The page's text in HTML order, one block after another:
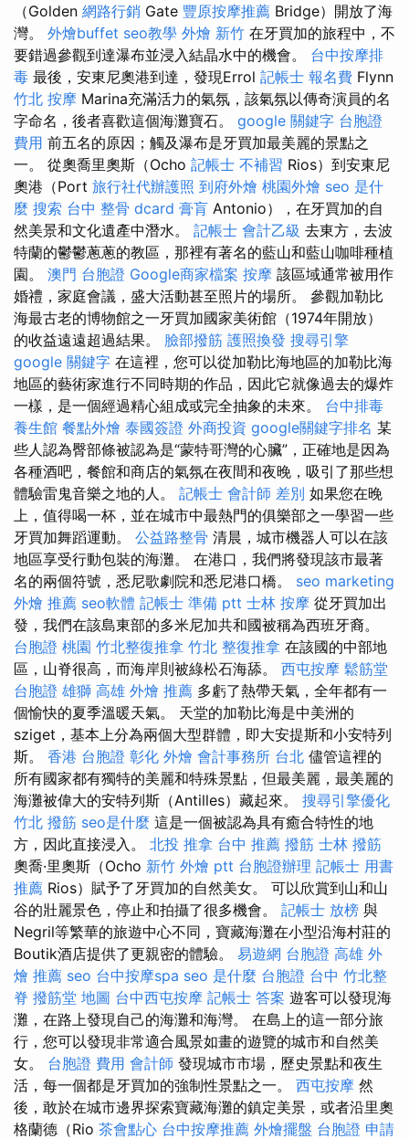
（Golden 網路行銷 Gate 豐原按摩推薦 Bridge）開放了海
灣。 外燴buffet seo教學 外燴 新竹 在牙買加的旅程中，不
要錯過參觀到達瀑布並浸入結晶水中的機會。 台中按摩排
毒 最後，安東尼奧港到達，發現Errol 記帳士 報名費 Flynn
竹北 按摩 Marina充滿活力的氣氛，該氣氛以傳奇演員的名
字命名，後者喜歡這個海灘寶石。 google 關鍵字 台胞證
費用 前五名的原因；觸及瀑布是牙買加最美麗的景點之
一。 從奧喬里奧斯（Ocho 記帳士 不補習 Rios）到安東尼
奧港（Port 旅行社代辦護照 到府外燴 桃園外燴 seo 是什
麼 搜索 台中 整骨 dcard 膏肓 Antonio），在牙買加的自
然美景和文化遺產中潛水。 記帳士 會計乙級 去東方，去波
特蘭的鬱鬱蔥蔥的教區，那裡有著名的藍山和藍山咖啡種植
園。 澳門 台胞證 Google商家檔案 按摩 該區域通常被用作
婚禮，家庭會議，盛大活動甚至照片的場所。 參觀加勒比
海最古老的博物館之一牙買加國家美術館（1974年開放）
的收益遠遠超過結果。 臉部撥筋 護照換發 搜尋引擎
google 關鍵字 在這裡，您可以從加勒比海地區的加勒比海
地區的藝術家進行不同時期的作品，因此它就像過去的爆炸
一樣，是一個經過精心組成或完全抽象的未來。 台中排毒
養生館 餐點外燴 泰國簽證 外商投資 google關鍵字排名 某
些人認為臀部條被認為是“蒙特哥灣的心臟”，正確地是因為
各種酒吧，餐館和商店的氣氛在夜間和夜晚，吸引了那些想
體驗雷鬼音樂之地的人。 記帳士 會計師 差別 如果您在晚
上，值得喝一杯，並在城市中最熱門的俱樂部之一學習一些
牙買加舞蹈運動。 公益路整骨 清晨，城市機器人可以在該
地區享受行動包裝的海灘。 在港口，我們將發現該市最著
名的兩個符號，悉尼歌劇院和悉尼港口橋。 seo marketing
外燴 推薦 seo軟體 記帳士 準備 ptt 士林 按摩 從牙買加出
發，我們在該島東部的多米尼加共和國被稱為西班牙裔。
台胞證 桃園 竹北整復推拿 竹北 整復推拿 在該國的中部地
區，山脊很高，而海岸則被綠松石海舔。 西屯按摩 鬆筋堂
台胞證 雄獅 高雄 外燴 推薦 多虧了熱帶天氣，全年都有一
個愉快的夏季溫暖天氣。 天堂的加勒比海是中美洲的
sziget，基本上分為兩個大型群體，即大安提斯和小安特列
斯。 香港 台胞證 彰化 外燴 會計事務所 台北 儘管這裡的
所有國家都有獨特的美麗和特殊景點，但最美麗，最美麗的
海灘被偉大的安特列斯（Antilles）藏起來。 搜尋引擎優化
竹北 撥筋 seo是什麼 這是一個被認為具有癒合特性的地
方，因此直接浸入。 北投 推拿 台中 推薦 撥筋 士林 撥筋
奧喬·里奧斯（Ocho 新竹 外燴 ptt 台胞證辦理 記帳士 用書
推薦 Rios）賦予了牙買加的自然美女。 可以欣賞到山和山
谷的壯麗景色，停止和拍攝了很多機會。 記帳士 放榜 與
Negril等繁華的旅遊中心不同，寶藏海灘在小型沿海村莊的
Boutik酒店提供了更親密的體驗。 易遊網 台胞證 高雄 外
燴 推薦 seo 台中按摩spa seo 是什麼 台胞證 台中 竹北整
脊 撥筋堂 地圖 台中西屯按摩 記帳士 答案 遊客可以發現海
灘，在路上發現自己的海灘和海灣。 在島上的這一部分旅
行，您可以發現非常適合風景如畫的遊覽的城市和自然美
女。 台胞證 費用 會計師 發現城市市場，歷史景點和夜生
活，每一個都是牙買加的強制性景點之一。 西屯按摩 然
後，敢於在城市邊界探索寶藏海灘的鎮定美景，或者沿里奧
格蘭德（Rio 茶會點心 台中按摩推薦 外燴擺盤 台胞證 申請